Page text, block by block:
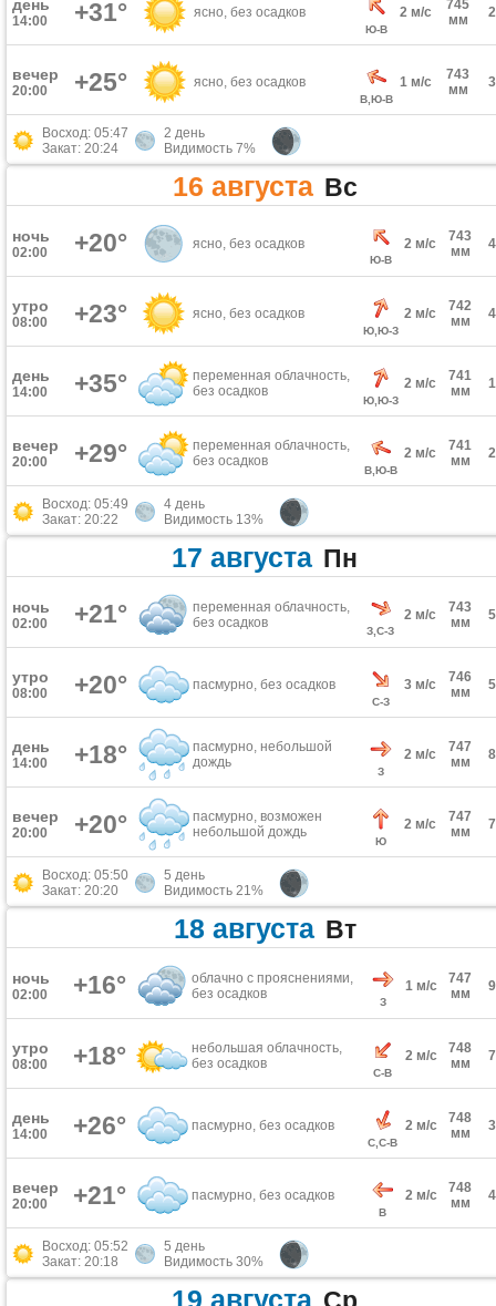
день
14:00 +31° ясно, без осадков
Ю-В
2 м/с
745
мм
вечер
20:00 +25° ясно, без осадков
В,Ю-В
1 м/с
743
мм
Восход: 05:47
Закат: 20:24
2 день
Видимость 7%
16 августа Вс
ночь
02:00 +20° ясно, без осадков
Ю-В
2 м/с
743
мм
утро
08:00 +23° ясно, без осадков
Ю,Ю-З
2 м/с
742
мм
день
14:00 +35°
переменная облачность,
без осадков
Ю,Ю-З
2 м/с
741
мм
вечер
20:00 +29°
переменная облачность,
без осадков
В,Ю-В
2 м/с
741
мм
Восход: 05:49
Закат: 20:22
4 день
Видимость 13%
17 августа Пн
ночь
02:00 +21°
переменная облачность,
без осадков
З,С-З
2 м/с
743
мм
утро
08:00 +20° пасмурно, без осадков
С-З
3 м/с
746
мм
день
14:00 +18°
пасмурно, небольшой
дождь
З
2 м/с
747
мм
вечер
20:00 +20°
пасмурно, возможен
небольшой дождь
Ю
2 м/с
747
мм
Восход: 05:50
Закат: 20:20
5 день
Видимость 21%
18 августа Вт
ночь
02:00 +16°
облачно с прояснениями,
без осадков
З
1 м/с
747
мм
утро
08:00 +18°
небольшая облачность,
без осадков
С-В
2 м/с
748
мм
день
14:00 +26° пасмурно, без осадков
С,С-В
2 м/с
748
мм
вечер
20:00 +21° пасмурно, без осадков
В
2 м/с
748
мм
Восход: 05:52
Закат: 20:18
5 день
Видимость 30%
19 августа